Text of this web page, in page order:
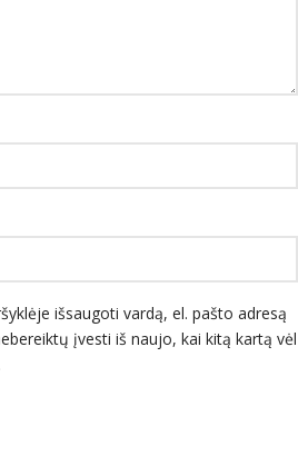
išsaugoti vardą, el. pašto adresą
įvesti iš naujo, kai kitą kartą vėl